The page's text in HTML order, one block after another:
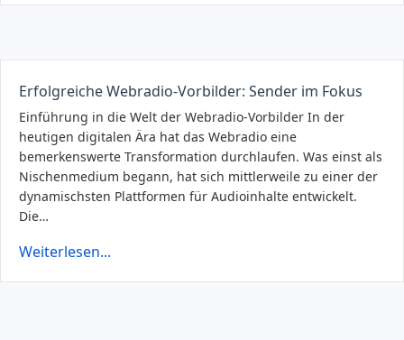
Erfolgreiche Webradio-Vorbilder: Sender im Fokus
Einführung in die Welt der Webradio-Vorbilder In der
heutigen digitalen Ära hat das Webradio eine
bemerkenswerte Transformation durchlaufen. Was einst als
Nischenmedium begann, hat sich mittlerweile zu einer der
dynamischsten Plattformen für Audioinhalte entwickelt.
Die…
Weiterlesen...